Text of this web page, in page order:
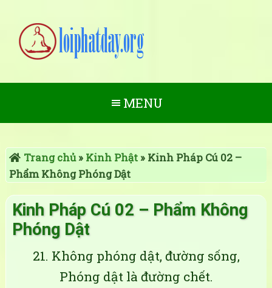
MENU
Trang chủ» Kinh Phật» Kinh Pháp Cú 02 –
Phẩm Không Phóng Dật
Kinh Pháp Cú 02 – Phẩm Không
Phóng Dật
21. Không phóng dật, đường sống,
Phóng dật là đường chết.